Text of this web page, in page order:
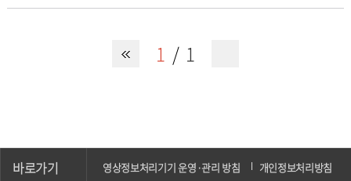
1 1
바로가기 영상정보처리기기 운영·관리 방침 개인정보처리방침